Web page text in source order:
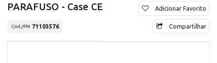
PARAFUSO - Case CE
Cód./PN 71103576
Adicionar Favorito
Compartilhar